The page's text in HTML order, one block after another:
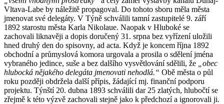
Vltava-Labe by náležitě propagoval. Do tohoto sboru měla města
jmenovat své delegáty. V Týně schválili tamní zastupitelé 9. září
1892 starostu města Karla Nikolaue. Naopak v Hluboké se
zachovali liknavěji a dopis doručený 31. srpna bez vyřízení uložili
hned druhý den do spisovny, ad acta. Když je koncem října 1892
obchodní a průmyslová komora urgovala a prosila o sdělení jména
vybraného jedince, suše a bez dalšího vysvětlování sdělili, že
„obec
hlubocká nějakého delegáta jmenovati nehodlá.“ Obě města o půl
roku později obdržela další přípis, žádající mj. finanční podporu
projektu. Týnští 20. dubna 1893 schválili dar 25 zlatých, hlubočtí se
zřejmě k této výzvě zachovali stejně jako k předchozí a ignorovali ji.